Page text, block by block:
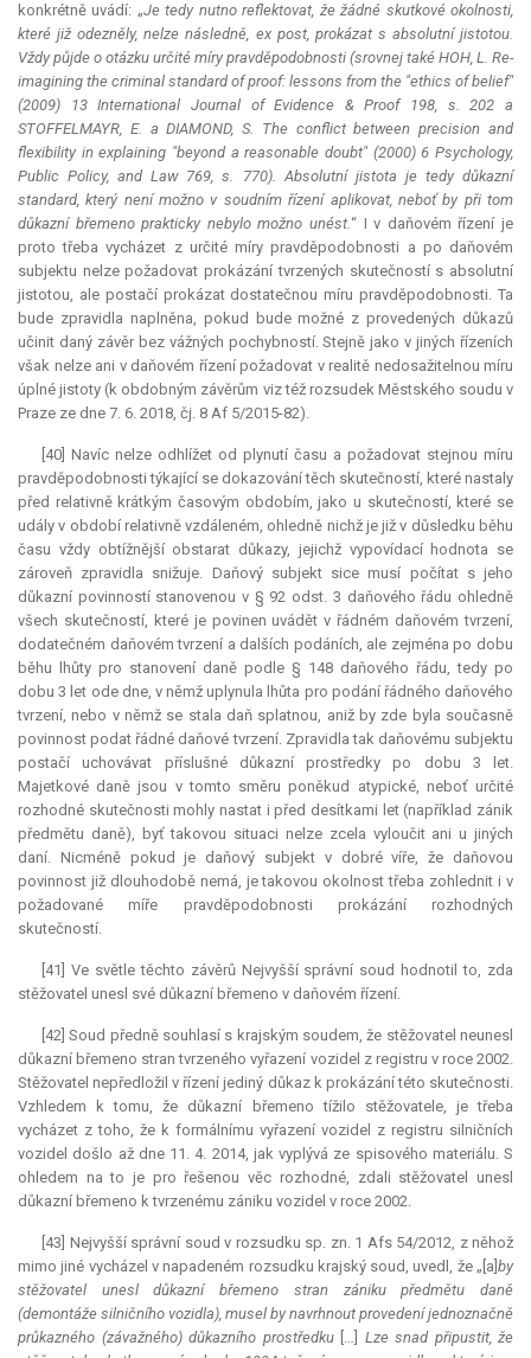
konkrétně uvádí: „Je tedy nutno reflektovat, že žádné skutkové okolnosti,
které již odezněly, nelze následně, ex post, prokázat s absolutní jistotou.
Vždy půjde o otázku určité míry pravděpodobnosti (srovnej také HOH, L. Re-
imagining the criminal standard of proof: lessons from the "ethics of belief"
(2009) 13 International Journal of Evidence & Proof 198, s. 202 a
STOFFELMAYR, E. a DIAMOND, S. The conflict between precision and
flexibility in explaining "beyond a reasonable doubt" (2000) 6 Psychology,
Public Policy, and Law 769, s. 770). Absolutní jistota je tedy důkazní
standard, který není možno v soudním řízení aplikovat, neboť by při tom
důkazní břemeno prakticky nebylo možno unést.“ I v daňovém řízení je
proto třeba vycházet z určité míry pravděpodobnosti a po daňovém
subjektu nelze požadovat prokázání tvrzených skutečností s absolutní
jistotou, ale postačí prokázat dostatečnou míru pravděpodobnosti. Ta
bude zpravidla naplněna, pokud bude možné z provedených důkazů
učinit daný závěr bez vážných pochybností. Stejně jako v jiných řízeních
však nelze ani v daňovém řízení požadovat v realitě nedosažitelnou míru
úplné jistoty (k obdobným závěrům viz též rozsudek Městského soudu v
Praze ze dne 7. 6. 2018, čj. 8 Af 5/2015-82).
[40] Navíc nelze odhlížet od plynutí času a požadovat stejnou míru
pravděpodobnosti týkající se dokazování těch skutečností, které nastaly
před relativně krátkým časovým obdobím, jako u skutečností, které se
udály v období relativně vzdáleném, ohledně nichž je již v důsledku běhu
času vždy obtížnější obstarat důkazy, jejichž vypovídací hodnota se
zároveň zpravidla snižuje. Daňový subjekt sice musí počítat s jeho
důkazní povinností stanovenou v § 92 odst. 3 daňového řádu ohledně
všech skutečností, které je povinen uvádět v řádném daňovém tvrzení,
dodatečném daňovém tvrzení a dalších podáních, ale zejména po dobu
běhu lhůty pro stanovení daně podle § 148 daňového řádu, tedy po
dobu 3 let ode dne, v němž uplynula lhůta pro podání řádného daňového
tvrzení, nebo v němž se stala daň splatnou, aniž by zde byla současně
povinnost podat řádné daňové tvrzení. Zpravidla tak daňovému subjektu
postačí uchovávat příslušné důkazní prostředky po dobu 3 let.
Majetkové daně jsou v tomto směru poněkud atypické, neboť určité
rozhodné skutečnosti mohly nastat i před desítkami let (například zánik
předmětu daně), byť takovou situaci nelze zcela vyloučit ani u jiných
daní. Nicméně pokud je daňový subjekt v dobré víře, že daňovou
povinnost již dlouhodobě nemá, je takovou okolnost třeba zohlednit i v
požadované míře pravděpodobnosti prokázání rozhodných
skutečností.
[41] Ve světle těchto závěrů Nejvyšší správní soud hodnotil to, zda
stěžovatel unesl své důkazní břemeno v daňovém řízení.
[42] Soud předně souhlasí s krajským soudem, že stěžovatel neunesl
důkazní břemeno stran tvrzeného vyřazení vozidel z registru v roce 2002.
Stěžovatel nepředložil v řízení jediný důkaz k prokázání této skutečnosti.
Vzhledem k tomu, že důkazní břemeno tížilo stěžovatele, je třeba
vycházet z toho, že k formálnímu vyřazení vozidel z registru silničních
vozidel došlo až dne 11. 4. 2014, jak vyplývá ze spisového materiálu. S
ohledem na to je pro řešenou věc rozhodné, zdali stěžovatel unesl
důkazní břemeno k tvrzenému zániku vozidel v roce 2002.
[43] Nejvyšší správní soud v rozsudku sp. zn. 1 Afs 54/2012, z něhož
mimo jiné vycházel v napadeném rozsudku krajský soud, uvedl, že „[a] by
stěžovatel unesl důkazní břemeno stran zániku předmětu daně
(demontáže silničního vozidla), musel by navrhnout provedení jednoznačně
průkazného (závažného) důkazního prostředku […]
Lze snad připustit, že